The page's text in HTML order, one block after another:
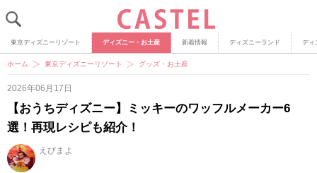
東京ディズニーリゾート ディズニー・お土産 新着情報 ディズニーランド ディ
ホーム 東京ディズニーリゾート グッズ・お土産
2026年06月17日
【おうちディズニー】ミッキーのワッフルメーカー6
選！再現レシピも紹介！
えびまよ